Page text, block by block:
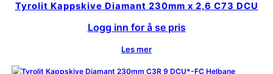
Tyrolit Kappskive Diamant 230mm x 2,6 C73 DCU
Logg inn for å se pris
Les mer